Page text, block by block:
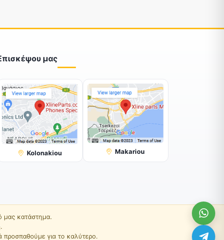
μας
Kolonakiou Makariou
μας κατάστημα.
προσπαθούμε για το καλύτερο.